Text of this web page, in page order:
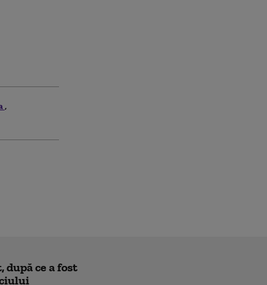
ce a fost